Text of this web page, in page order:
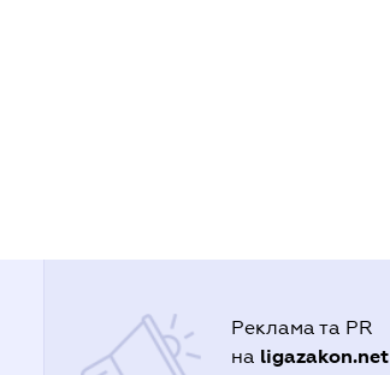
Реклама та PR
на ligazakon.net